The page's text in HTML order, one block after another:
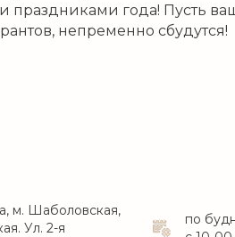
праздниками года! Пусть
непременно сбудутся!
м. Шаболовская,
Ул. 2-я
по